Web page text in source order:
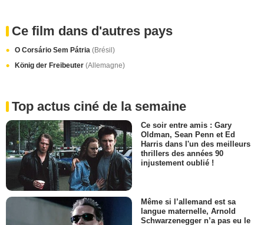
Ce film dans d'autres pays
O Corsário Sem Pátria (Brésil)
König der Freibeuter (Allemagne)
Top actus ciné de la semaine
Ce soir entre amis : Gary
Oldman, Sean Penn et Ed
Harris dans l'un des meilleurs
thrillers des années 90
injustement oublié !
Même si l’allemand est sa
langue maternelle, Arnold
Schwarzenegger n’a pas eu le